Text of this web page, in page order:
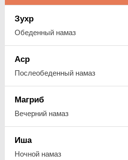
Зухр
Обеденный намаз
Аср
Послеобеденный намаз
Магриб
Вечерний намаз
Иша
Ночной намаз